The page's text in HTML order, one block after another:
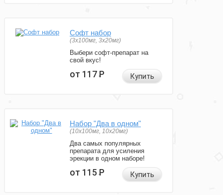
Софт набор
(3x100мг, 3x20мг)
Выбери софт-препарат на
свой вкус!
от 117Р Купить
Набор "Два в одном"
(10x100мг, 10x20мг)
Два самых популярных
препарата для усиления
эрекции в одном наборе!
от 115Р Купить